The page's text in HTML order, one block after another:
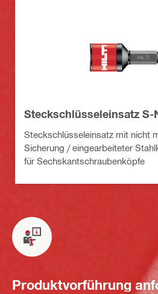
Steckschlüsseleinsatz S-
Steckschlüsseleinsatz mit nicht
Sicherung / eingearbeiteter
für Sechskantschraubenköpfe
Produktvorführung